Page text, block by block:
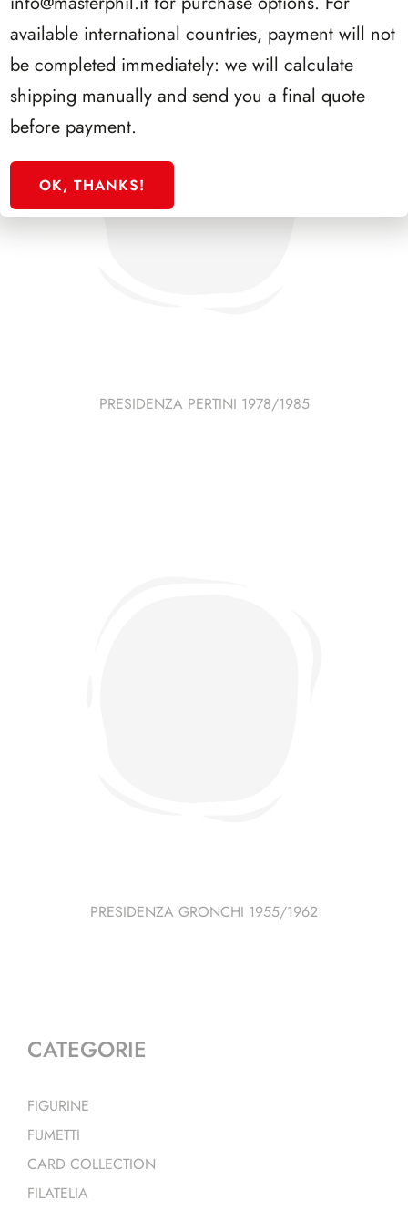
PRESIDENZA PERTINI 1978/1985
PRESIDENZA GRONCHI 1955/1962
CATEGORIE
FIGURINE
FUMETTI
CARD COLLECTION
FILATELIA
available international countries, payment will not
be completed immediately: we will calculate
shipping manually and send you a final quote
before payment.
OK, THANKS!